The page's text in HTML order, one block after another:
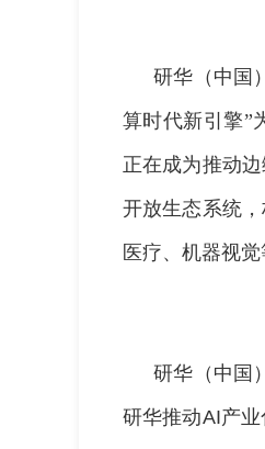
研华（中国
算时代新引擎”
正在成为推动
开放生态系统
医疗、机器视
研华（中国
研华推动AI产